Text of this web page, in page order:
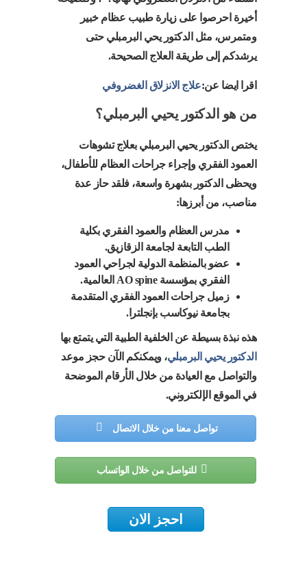
أخيرة احرصوا على زيارة طبيب عظام خبير
ومتمرس، مثل الدكتور يحي البرمبلي حتى
يرشدكم إلى طريقة العلاج الصحيحة.
اقرا ايضا عن:علاج الانزلاق الغضروفي
من هو الدكتور يحيي البرمبلي؟
يختص الدكتور يحيي البرمبلي بعلاج تشوهات
العمود الفقري وإجراء جراحات العظام للأطفال،
ويحظى الدكتور بشهرة واسعة، فلقد حاز عدة
مناصب، من أبرزها:
مدرس العظام والعمود الفقري بكلية
الطب التابعة لجامعة الزقازيق.
عضو بالمنظمة الدولية لجراحي العمود
الفقري بمؤسسة AO spine العالمية.
زميل جراحات العمود الفقري المتقدمة
بجامعة نيوكاسب بإنجلترا.
هذه نبذة بسيطة عن الخلفية الطبية التي يتمتع بها
الدكتور يحيي البرمبلي، ويمكنكم الآن حجز موعد
والتواصل مع العيادة من خلال الأرقام الموضحة
في الموقع الإلكتروني.
تواصل معنا من خلال الاتصال
للتواصل من خلال الواتساب
احجز الان